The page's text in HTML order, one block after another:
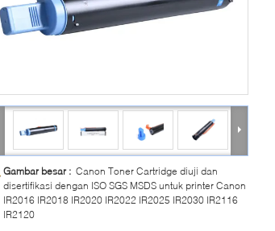
Gambar besar : Canon Toner Cartridge diuji dan
disertifikasi dengan ISO SGS MSDS untuk printer Canon
IR2016 IR2018 IR2020 IR2022 IR2025 IR2030 IR2116
IR2120